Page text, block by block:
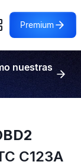
Premium
nuestras
C123A